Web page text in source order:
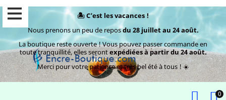
🏝️ C’est les vacances !
Nous prenons un peu de reposdu 28 juillet au 24 août.
La boutique reste ouverte ! Vous pouvez passer commande en
toute tranquillité, elles serontexpédiées à partir du 24 août.
Merci pour votre patience et très bel été à tous ! ☀️
0